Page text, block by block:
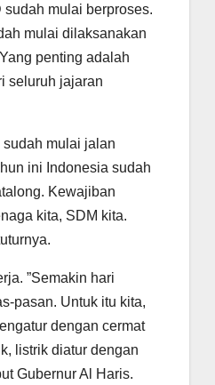
mulai berproses.
mulai dilaksanakan
penting adalah
seluruh jajaran
mulai jalan
ini Indonesia sudah
Kewajiban
kita, SDM kita.
”Semakin hari
pasan. Untuk itu kita,
dengan cermat
listrik diatur dengan
Gubernur Al Haris.